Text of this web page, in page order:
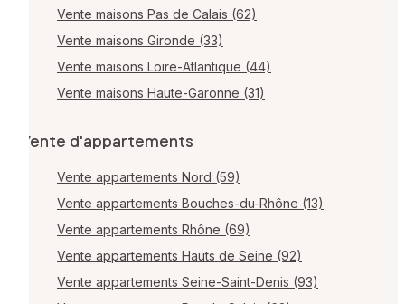
Vente maisons Pas de Calais (62)
Vente maisons Gironde (33)
Vente maisons Loire-Atlantique (44)
Vente maisons Haute-Garonne (31)
Vente d'appartements
Vente appartements Nord (59)
Vente appartements Bouches-du-Rhône (13)
Vente appartements Rhône (69)
Vente appartements Hauts de Seine (92)
Vente appartements Seine-Saint-Denis (93)